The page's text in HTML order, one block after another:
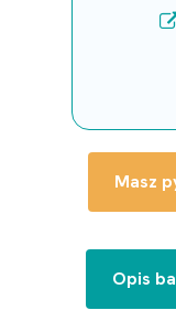
Masz
Opis